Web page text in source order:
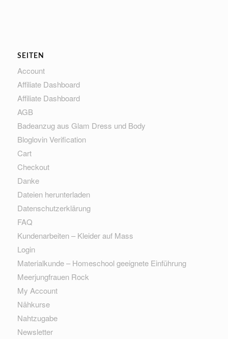
SEITEN
Account
Affiliate Dashboard
Affiliate Dashboard
AGB
Badeanzug aus Glam Dress und Body
Bloglovin Verification
Cart
Checkout
Danke
Dateien herunterladen
Datenschutzerklärung
FAQ
Kundenarbeiten – Kleider auf Mass
Login
Materialkunde – Homeschool geeignete Einführung
Meerjungfrauen Rock
My Account
Nähkurse
Nahtzugabe
Newsletter